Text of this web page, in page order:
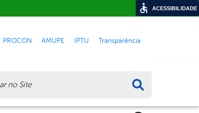
PROCON AMUPE IPTU Transparência
ACESSIBILIDADE